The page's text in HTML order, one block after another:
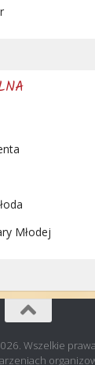
Młodej
Wszelkie